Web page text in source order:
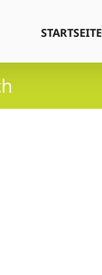
STARTSEITE